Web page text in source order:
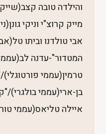
והילדה טובה
מייק קרוצ"י וניקי
אבי טולדנו וביתו
המטדור"-עדנה
טרמין(עממי
בן-ארי(עממי
איילה טליאס(עממי